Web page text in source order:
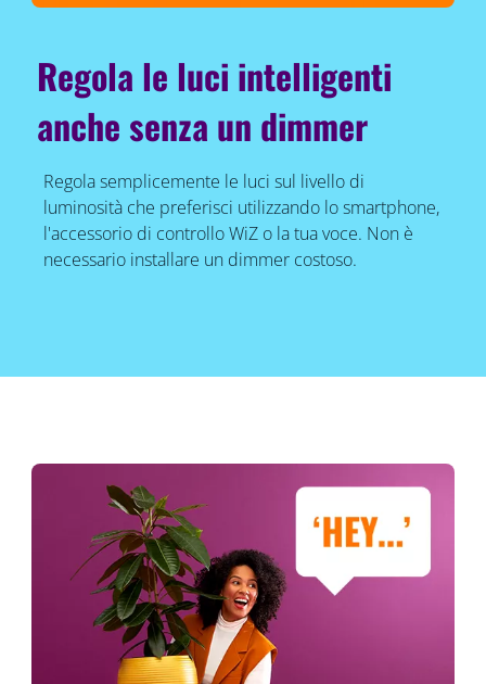
Regola le luci intelligenti
anche senza un dimmer
Regola semplicemente le luci sul livello di
luminosità che preferisci utilizzando lo smartphone,
l'accessorio di controllo WiZ o la tua voce. Non è
necessario installare un dimmer costoso.